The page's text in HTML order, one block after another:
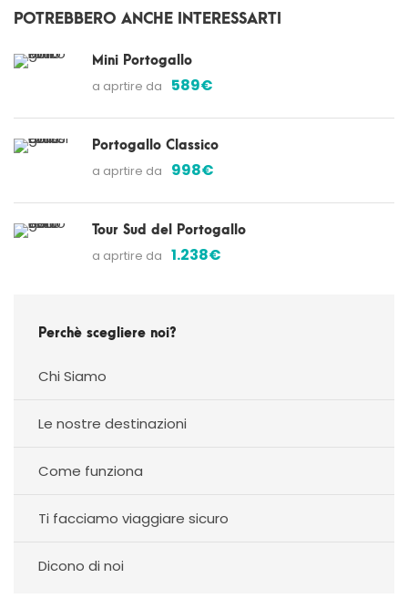
POTREBBERO ANCHE INTERESSARTI
Mini Portogallo
a aprtire da 589€
Portogallo Classico
a aprtire da 998€
Tour Sud del Portogallo
a aprtire da 1.238€
Perchè scegliere noi?
Chi Siamo
Le nostre destinazioni
Come funziona
Ti facciamo viaggiare sicuro
Dicono di noi